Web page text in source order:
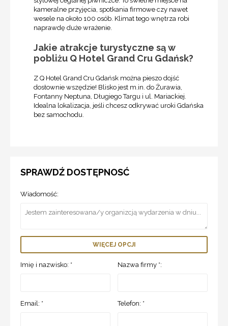
kameralne przyjęcia, spotkania firmowe czy nawet
wesele na około 100 osób. Klimat tego wnętrza robi
naprawdę duże wrażenie.
Jakie atrakcje turystyczne są w
pobliżu Q Hotel Grand Cru Gdańsk?
Z Q Hotel Grand Cru Gdańsk można pieszo dojść
dosłownie wszędzie! Blisko jest m.in. do Żurawia,
Fontanny Neptuna, Długiego Targu i ul. Mariackiej.
Idealna lokalizacja, jeśli chcesz odkrywać uroki Gdańska
bez samochodu.
SPRAWDŹ DOSTĘPNOSĆ
Wiadomość:
WIĘCEJ OPCJI
Imię i nazwisko: * Nazwa firmy *:
Email: * Telefon: *